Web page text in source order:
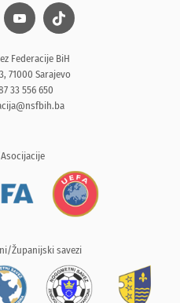
Federacije BiH
71000 Sarajevo
33 556 650
Županijski savezi